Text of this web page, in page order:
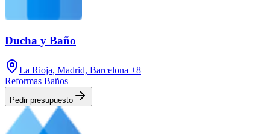
Ducha y Baño
La Rioja, Madrid, Barcelona +8
Reformas Baños
Pedir presupuesto